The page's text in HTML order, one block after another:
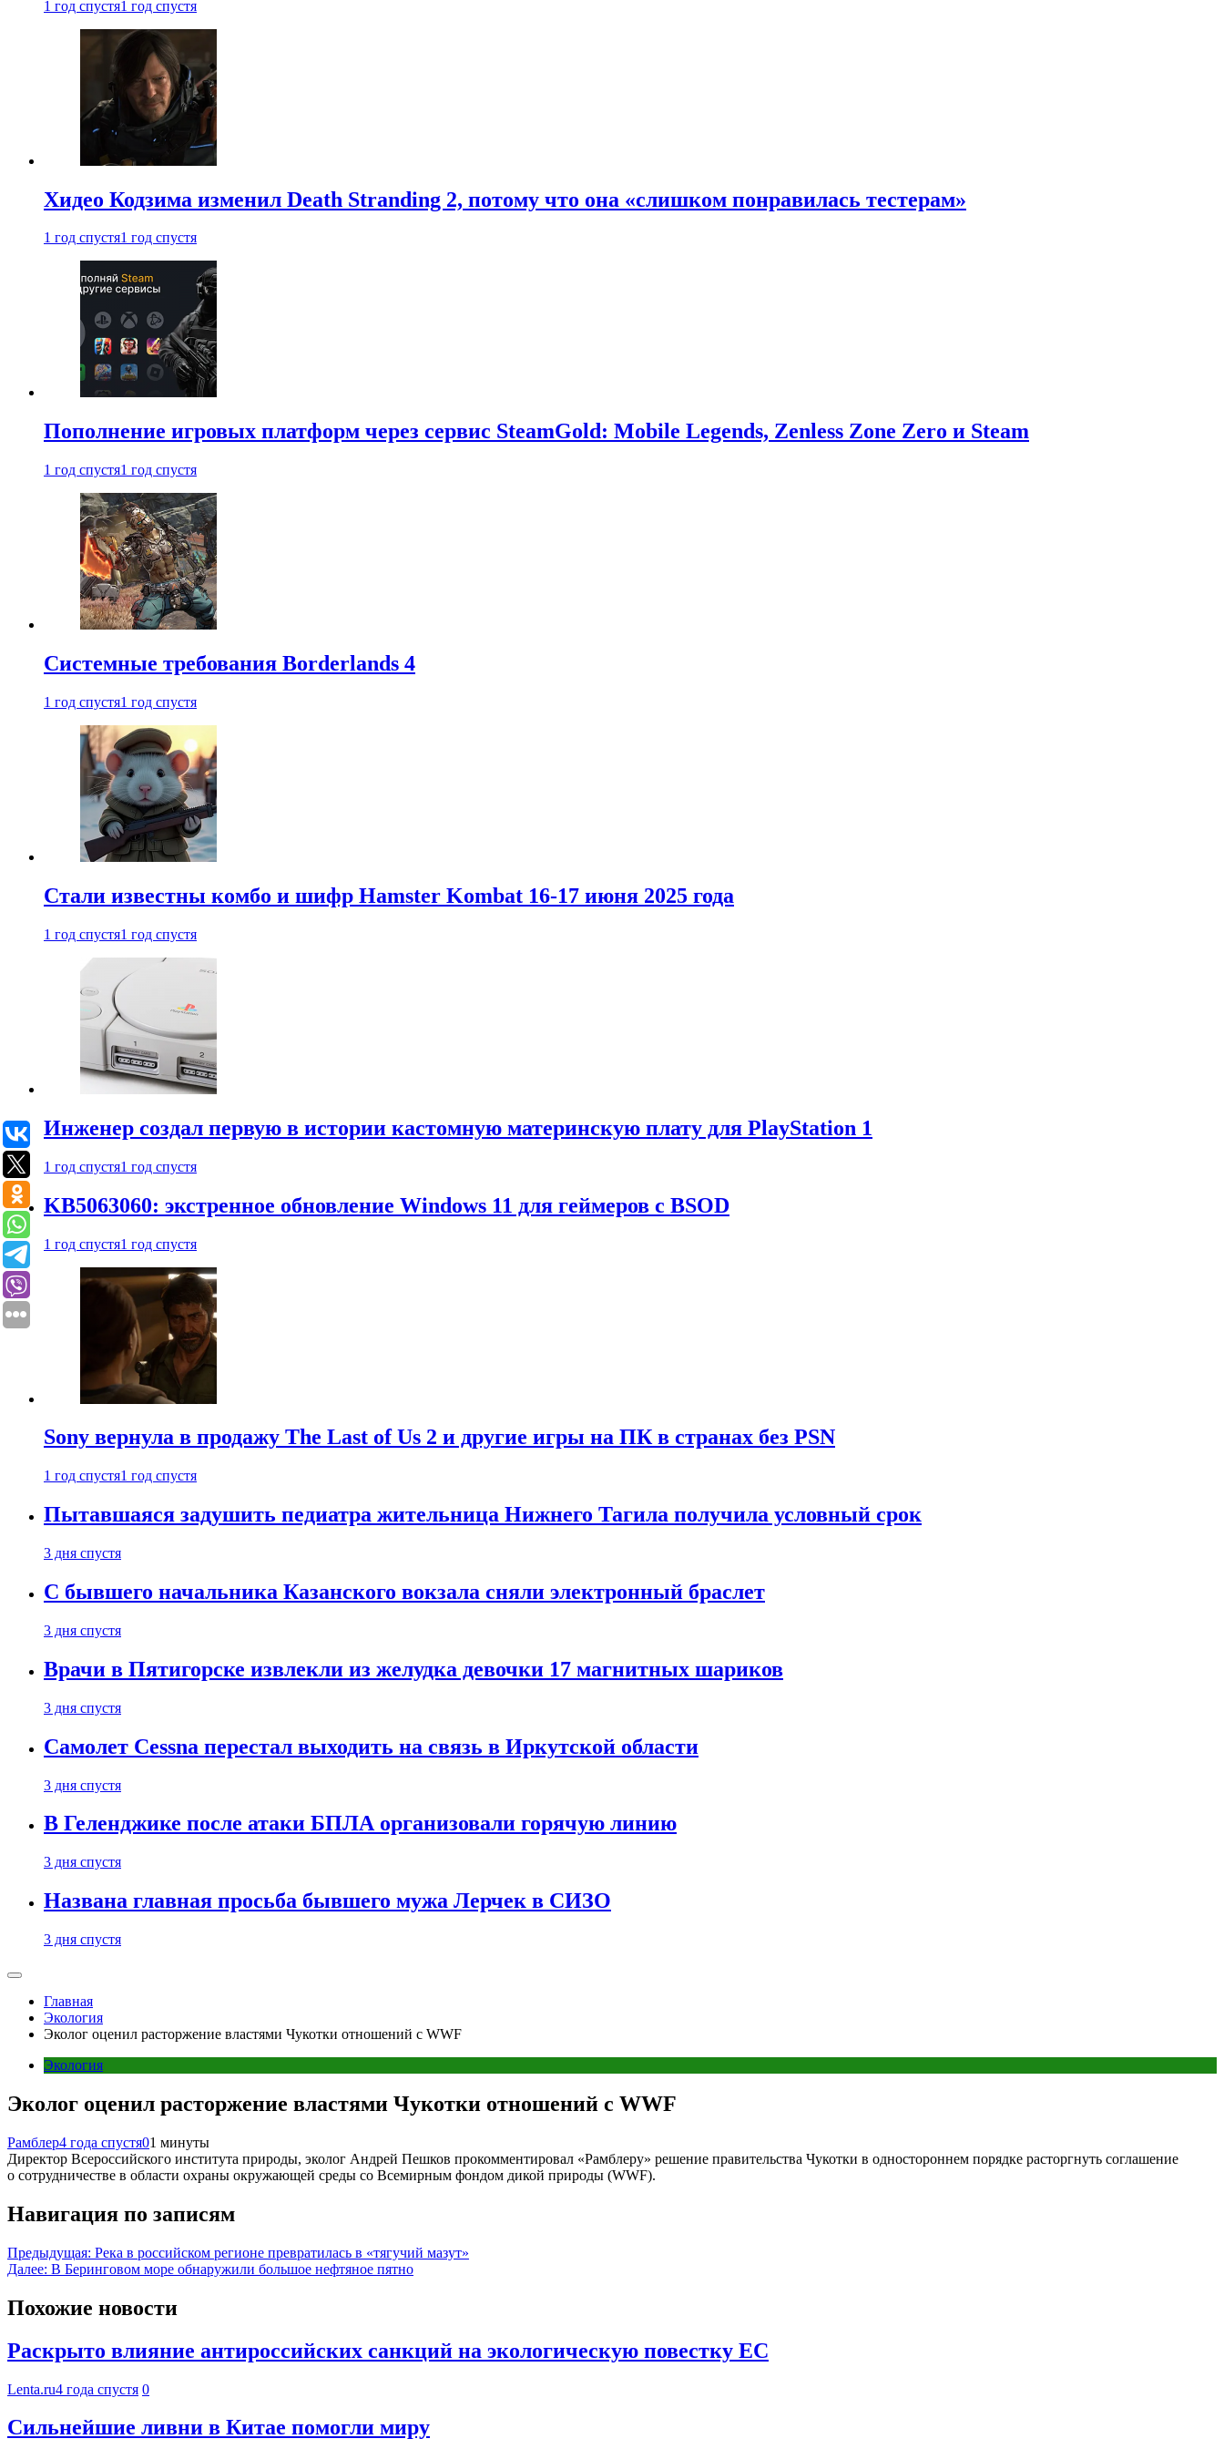
1 год спустя1 год спустя
Хидео Кодзима изменил Death Stranding 2, потому что она «слишком понравилась тестерам»
1 год спустя1 год спустя
Пополнение игровых платформ через сервис SteamGold: Mobile Legends, Zenless Zone Zero и Steam
1 год спустя1 год спустя
Системные требования Borderlands 4
1 год спустя1 год спустя
Стали известны комбо и шифр Hamster Kombat 16-17 июня 2025 года
1 год спустя1 год спустя
Инженер создал первую в истории кастомную материнскую плату для PlayStation 1
1 год спустя1 год спустя
KB5063060: экстренное обновление Windows 11 для геймеров с BSOD
1 год спустя1 год спустя
Sony вернула в продажу The Last of Us 2 и другие игры на ПК в странах без PSN
1 год спустя1 год спустя
Пытавшаяся задушить педиатра жительница Нижнего Тагила получила условный срок
3 дня спустя
С бывшего начальника Казанского вокзала сняли электронный браслет
3 дня спустя
Врачи в Пятигорске извлекли из желудка девочки 17 магнитных шариков
3 дня спустя
Самолет Cessna перестал выходить на связь в Иркутской области
3 дня спустя
В Геленджике после атаки БПЛА организовали горячую линию
3 дня спустя
Названа главная просьба бывшего мужа Лерчек в СИЗО
3 дня спустя
Главная
Экология
Эколог оценил расторжение властями Чукотки отношений с WWF
Экология
Эколог оценил расторжение властями Чукотки отношений с WWF
Рамблер4 года спустя01 минуты
Директор Всероссийского института природы, эколог Андрей Пешков прокомментировал «Рамблеру» решение правительства Чукотки в одностороннем порядке расторгнуть соглашение
о сотрудничестве в области охраны окружающей среды со Всемирным фондом дикой природы (WWF).
Навигация по записям
Предыдущая: Река в российском регионе превратилась в «тягучий мазут»
Далее: В Беринговом море обнаружили большое нефтяное пятно
Похожие новости
Раскрыто влияние антироссийских санкций на экологическую повестку ЕС
Lenta.ru4 года спустя 0
Сильнейшие ливни в Китае помогли миру